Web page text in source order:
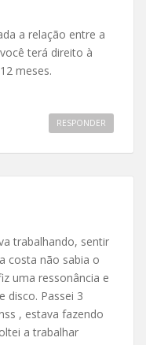
a relação entre a
terá direito à
meses.
RESPONDER
trabalhando, sentir
costa não sabia o
uma ressonância e
disco. Passei 3
, estava fazendo
a trabalhar